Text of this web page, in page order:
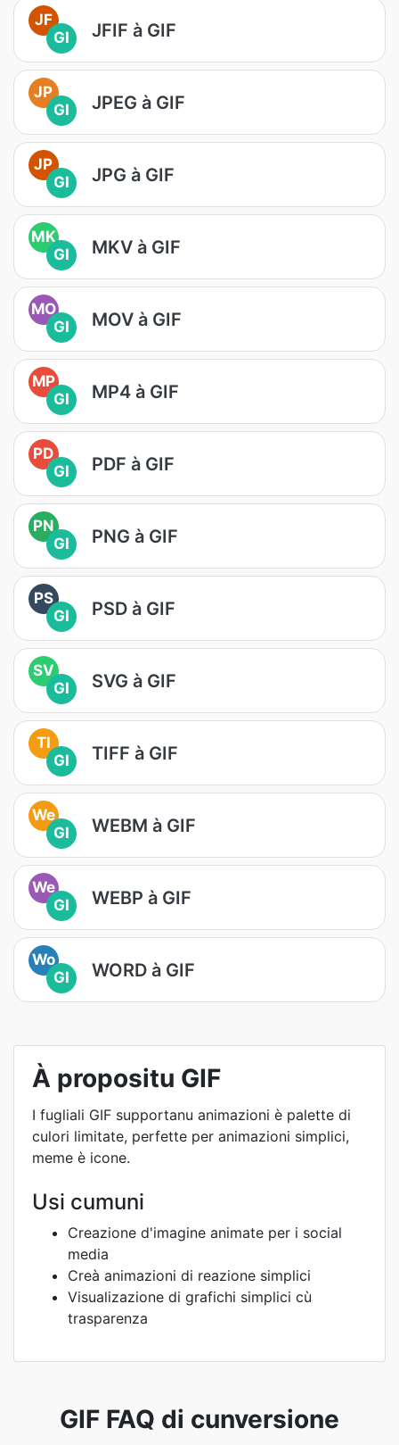
JF
GI
JFIF à GIF
JP
GI
JPEG à GIF
JP
GI
JPG à GIF
MK
GI
MKV à GIF
MO
GI
MOV à GIF
MP
GI
MP4 à GIF
PD
GI
PDF à GIF
PN
GI
PNG à GIF
PS
GI
PSD à GIF
SV
GI
SVG à GIF
TI
GI
TIFF à GIF
We
GI
WEBM à GIF
We
GI
WEBP à GIF
Wo
GI
WORD à GIF
À propositu GIF
I fugliali GIF supportanu animazioni è palette di
culori limitate, perfette per animazioni simplici,
meme è icone.
Usi cumuni
Creazione d'imagine animate per i social
media
Creà animazioni di reazione simplici
Visualizazione di grafichi simplici cù
trasparenza
GIF FAQ di cunversione